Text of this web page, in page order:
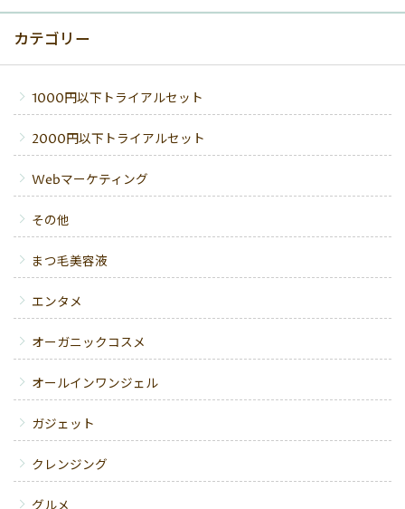
カテゴリー
1000円以下トライアルセット
2000円以下トライアルセット
Webマーケティング
その他
まつ毛美容液
エンタメ
オーガニックコスメ
オールインワンジェル
ガジェット
クレンジング